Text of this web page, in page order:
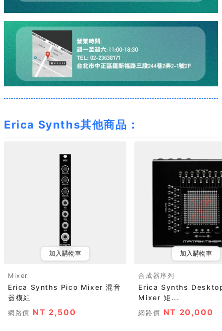
Erica Synths其他商品：
加入購物車
Mixer
Erica Synths Pico Mixer 混音
器模組
網路價 NT 2,500
加入購物車
合成器序列
Erica Synths
Mixer 矩...
網路價 NT 20,000